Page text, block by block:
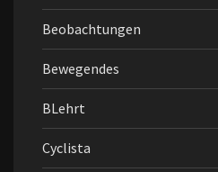
Beobachtungen
Bewegendes
BLehrt
Cyclista